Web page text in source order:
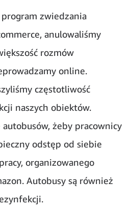
zwiedzania
anulowaliśmy
rozmów
online.
częstotliwość
naszych obiektów.
żeby pracownicy
odstęp od siebie
organizowanego
Autobusy są również